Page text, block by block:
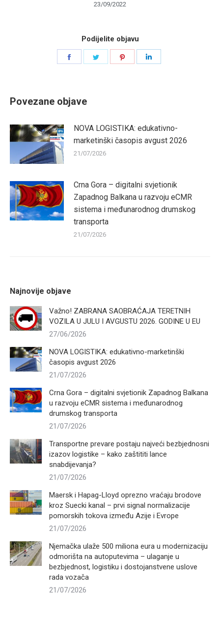
23/09/2022
Podijelite objavu
Povezane objave
NOVA LOGISTIKA: edukativno-
marketinški časopis avgust 2026
21/07/2026
Crna Gora – digitalni svjetionik
Zapadnog Balkana u razvoju eCMR
sistema i međunarodnog drumskog
transporta
21/07/2026
Najnovije objave
Važno! ZABRANA SAOBRAĆAJA TERETNIH
VOZILA U JULU I AVGUSTU 2026. GODINE U EU
27/06/2026
NOVA LOGISTIKA: edukativno-marketinški
časopis avgust 2026
21/07/2026
Crna Gora – digitalni svjetionik Zapadnog Balkana
u razvoju eCMR sistema i međunarodnog
drumskog transporta
21/07/2026
Transportne prevare postaju najveći bezbjednosni
izazov logistike – kako zaštititi lance
snabdijevanja?
21/07/2026
Maersk i Hapag-Lloyd oprezno vraćaju brodove
kroz Suecki kanal – prvi signal normalizacije
pomorskih tokova između Azije i Evrope
21/07/2026
Njemačka ulaže 500 miliona eura u modernizaciju
odmorišta na autoputevima – ulaganje u
bezbjednost, logistiku i dostojanstvene uslove
rada vozača
21/07/2026